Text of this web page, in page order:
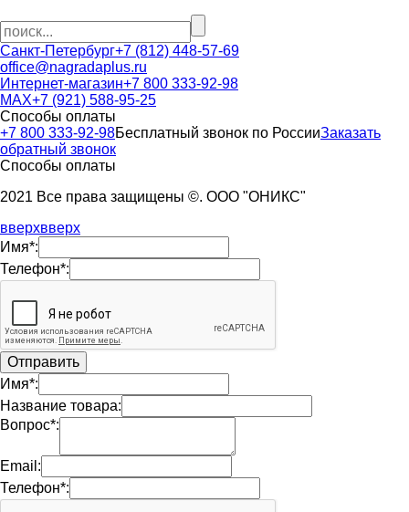
Санкт-Петербург+7 (812) 448-57-69
office@nagradaplus.ru
Интернет-магазин+7 800 333-92-98
MAX+7 (921) 588-95-25
Способы оплаты
+7 800 333-92-98Бесплатный звонок по РоссииЗаказать
обратный звонок
Способы оплаты
2021 Все права защищены ©. ООО "ОНИКС"
вверхвверх
Имя*:
Телефон*:
Имя*:
Название товара:
Вопрос*:
Email:
Телефон*: